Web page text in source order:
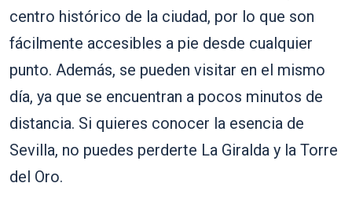
centro histórico de la ciudad, por lo que son
fácilmente accesibles a pie desde cualquier
punto. Además, se pueden visitar en el mismo
día, ya que se encuentran a pocos minutos de
distancia. Si quieres conocer la esencia de
Sevilla, no puedes perderte La Giralda y la Torre
del Oro.